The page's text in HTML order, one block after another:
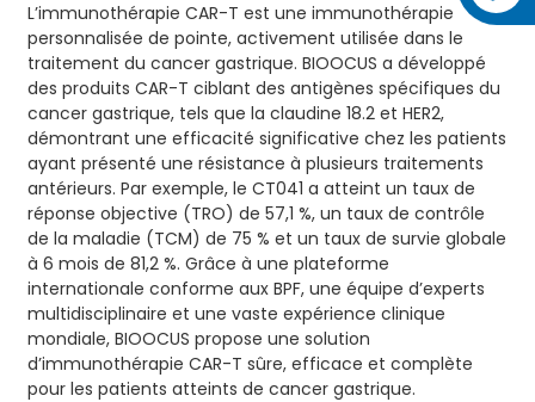
L’immunothérapie CAR-T est une immunothérapie
personnalisée de pointe, activement utilisée dans le
traitement du cancer gastrique. BIOOCUS a développé
des produits CAR-T ciblant des antigènes spécifiques du
cancer gastrique, tels que la claudine 18.2 et HER2,
démontrant une efficacité significative chez les patients
ayant présenté une résistance à plusieurs traitements
antérieurs. Par exemple, le CT041 a atteint un taux de
réponse objective (TRO) de 57,1 %, un taux de contrôle
de la maladie (TCM) de 75 % et un taux de survie globale
à 6 mois de 81,2 %. Grâce à une plateforme
internationale conforme aux BPF, une équipe d’experts
multidisciplinaire et une vaste expérience clinique
mondiale, BIOOCUS propose une solution
d’immunothérapie CAR-T sûre, efficace et complète
pour les patients atteints de cancer gastrique.